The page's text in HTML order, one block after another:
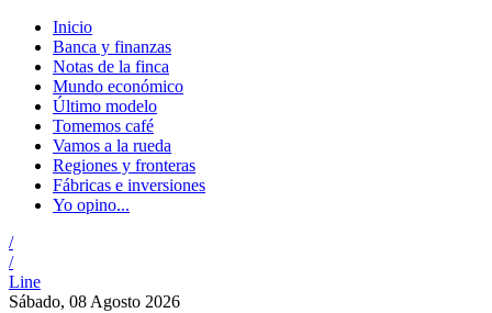
Inicio
Banca y finanzas
Notas de la finca
Mundo económico
Último modelo
Tomemos café
Vamos a la rueda
Regiones y fronteras
Fábricas e inversiones
Yo opino...
/
/
Line
Sábado, 08 Agosto 2026